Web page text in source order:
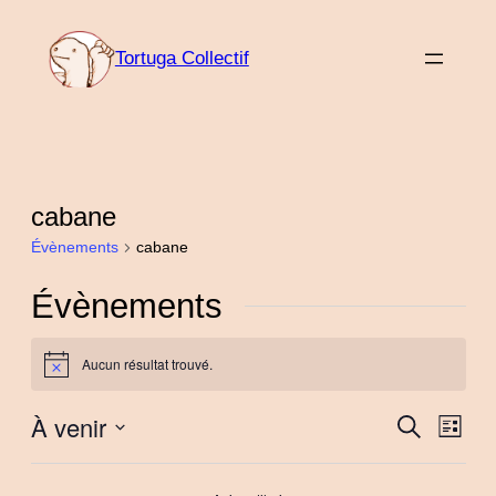
Tortuga Collectif
cabane
Évènements cabane
Évènements
Notice Aucun résultat trouvé.
et
Recherche
Liste
À venir
Sélectionnez